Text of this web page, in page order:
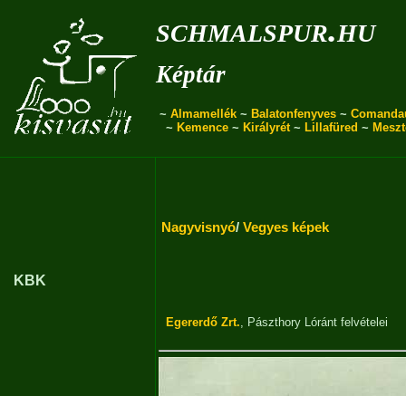
schmalspur.hu
Képtár
~ Almamellék ~ Balatonfenyves ~
~ Kemence~ Királyrét~ Lillafüred ~
KBK
Nagyvisnyó/ Vegyes képek
Egererdő Zrt., Pászthory Lóránt felvételei